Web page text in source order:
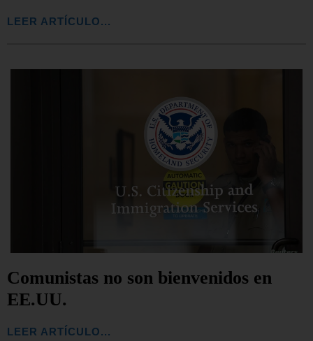
LEER ARTÍCULO...
Comunistas no son bienvenidos en
EE.UU.
LEER ARTÍCULO...